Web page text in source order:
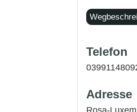
Telefon
Adresse
Rosa-